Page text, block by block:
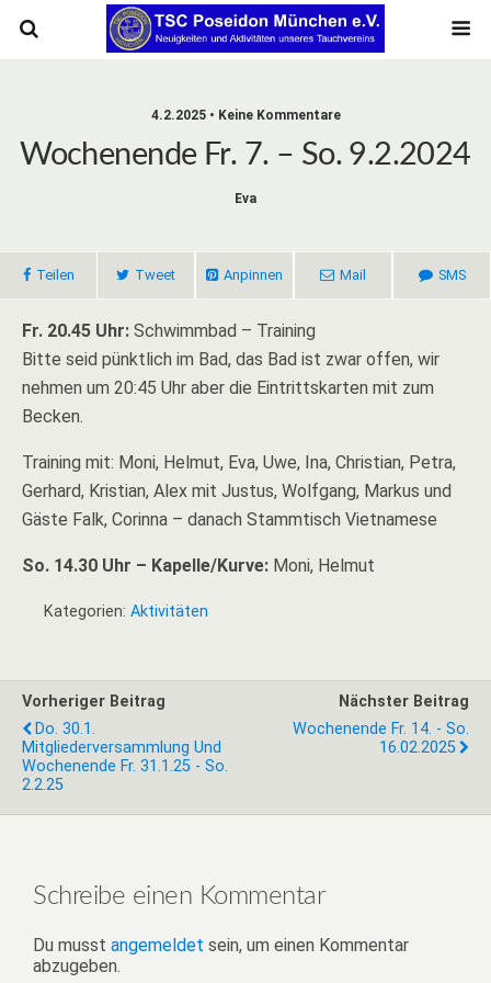
4.2.2025 • Keine Kommentare
Wochenende Fr. 7. – So. 9.2.2024
Eva
Teilen Tweet Anpinnen Mail SMS
Fr. 20.45 Uhr: Schwimmbad – Training
Bitte seid pünktlich im Bad, das Bad ist zwar offen, wir
nehmen um 20:45 Uhr aber die Eintrittskarten mit zum
Becken.
Training mit: Moni, Helmut, Eva, Uwe, Ina, Christian, Petra,
Gerhard, Kristian, Alex mit Justus, Wolfgang, Markus und
Gäste Falk, Corinna – danach Stammtisch Vietnamese
So. 14.30 Uhr – Kapelle/Kurve: Moni, Helmut
Kategorien: Aktivitäten
Vorheriger Beitrag
Do. 30.1.
Mitgliederversammlung Und
Wochenende Fr. 31.1.25 - So.
2.2.25
Nächster Beitrag
Wochenende Fr. 14. - So.
16.02.2025
Schreibe einen Kommentar
Du musst angemeldet sein, um einen Kommentar
abzugeben.